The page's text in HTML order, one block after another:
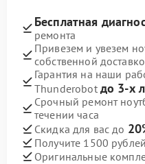
Бесплатная
ремонта
Привезем и увезем
собственной
Гарантия на наши
Thunderobot до 3-х
Срочный ремонт
течении часа
Скидка для вас до
Получите 1500
Оригинальные